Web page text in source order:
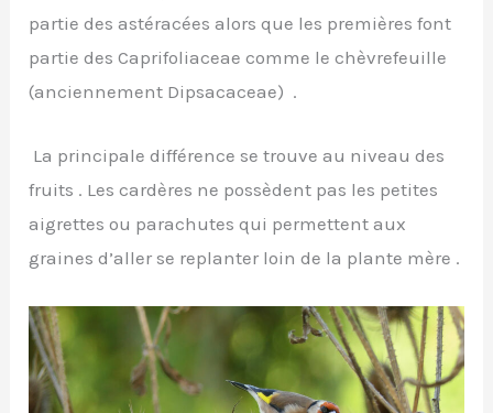
partie des astéracées alors que les premières font
partie des Caprifoliaceae comme le chèvrefeuille
(anciennement Dipsacaceae) .
La principale différence se trouve au niveau des
fruits . Les cardères ne possèdent pas les petites
aigrettes ou parachutes qui permettent aux
graines d’aller se replanter loin de la plante mère .